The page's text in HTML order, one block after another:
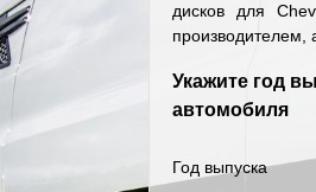
дисков для
производителем,
Укажите год
автомобиля
Год выпуска